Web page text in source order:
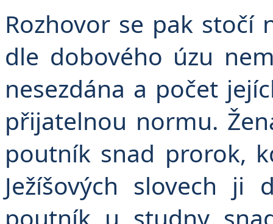
Rozhovor se pak stočí
dle dobového úzu
nesezdána a počet
přijatelnou normu.
poutník snad prorok,
Ježíšových slovech ji
poutník u studny